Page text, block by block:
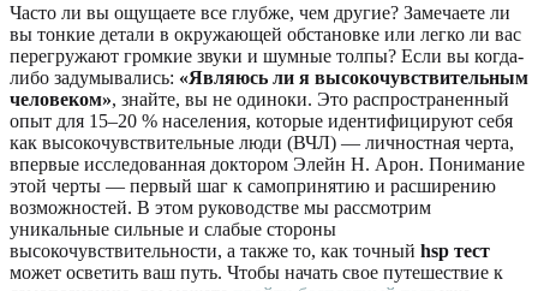
Часто ли вы ощущаете все глубже, чем другие? Замечаете ли
вы тонкие детали в окружающей обстановке или легко ли вас
перегружают громкие звуки и шумные толпы? Если вы когда-
либо задумывались: «Являюсь ли я высокочувствительным
человеком», знайте, вы не одиноки. Это распространенный
опыт для 15–20 % населения, которые идентифицируют себя
как высокочувствительные люди (ВЧЛ) — личностная черта,
впервые исследованная доктором Элейн Н. Арон. Понимание
этой черты — первый шаг к самопринятию и расширению
возможностей. В этом руководстве мы рассмотрим
уникальные сильные и слабые стороны
высокочувствительности, а также то, как точный hsp тест
может осветить ваш путь. Чтобы начать свое путешествие к